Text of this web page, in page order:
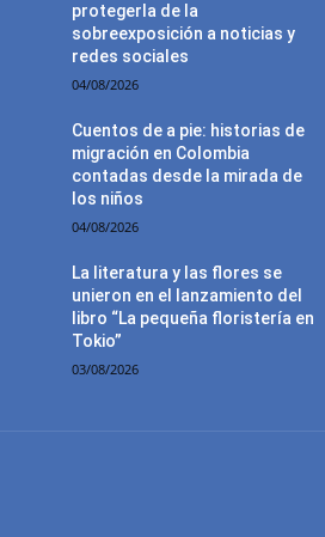
protegerla de la
sobreexposición a noticias y
redes sociales
04/08/2026
Cuentos de a pie: historias de
migración en Colombia
contadas desde la mirada de
los niños
04/08/2026
La literatura y las flores se
unieron en el lanzamiento del
libro “La pequeña floristería en
Tokio”
03/08/2026